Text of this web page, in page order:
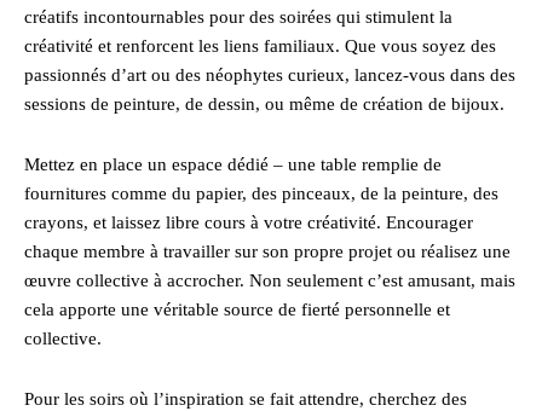
créatifs incontournables pour des soirées qui stimulent la
créativité et renforcent les liens familiaux. Que vous soyez des
passionnés d’art ou des néophytes curieux, lancez-vous dans des
sessions de peinture, de dessin, ou même de création de bijoux.
Mettez en place un espace dédié – une table remplie de
fournitures comme du papier, des pinceaux, de la peinture, des
crayons, et laissez libre cours à votre créativité. Encourager
chaque membre à travailler sur son propre projet ou réalisez une
œuvre collective à accrocher. Non seulement c’est amusant, mais
cela apporte une véritable source de fierté personnelle et
collective.
Pour les soirs où l’inspiration se fait attendre, cherchez des